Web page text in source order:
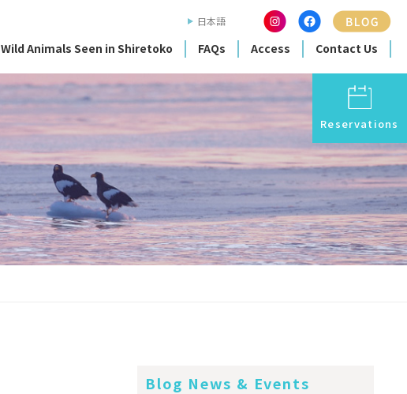
Wild Animals Seen in Shiretoko FAQs Access Contact Us
日本語
Reservations
Blog News & Events